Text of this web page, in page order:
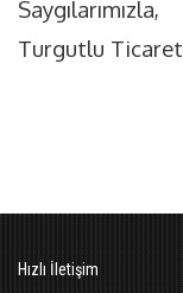
Saygılarımızla,
Turgutlu Ticaret
Hızlı İletişim